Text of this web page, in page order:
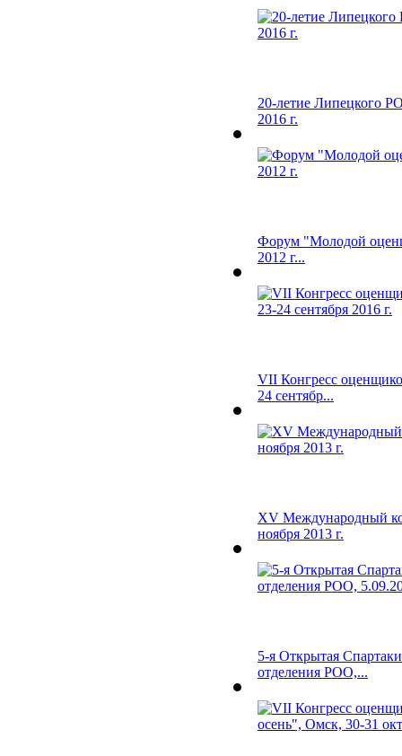
20-летие Липецкого
2016 г.
Форум "Молодой
2012 г...
VII Конгресс
24 сентябр...
XV Международный
ноября 2013 г.
5-я Открытая
отделения РОО,...